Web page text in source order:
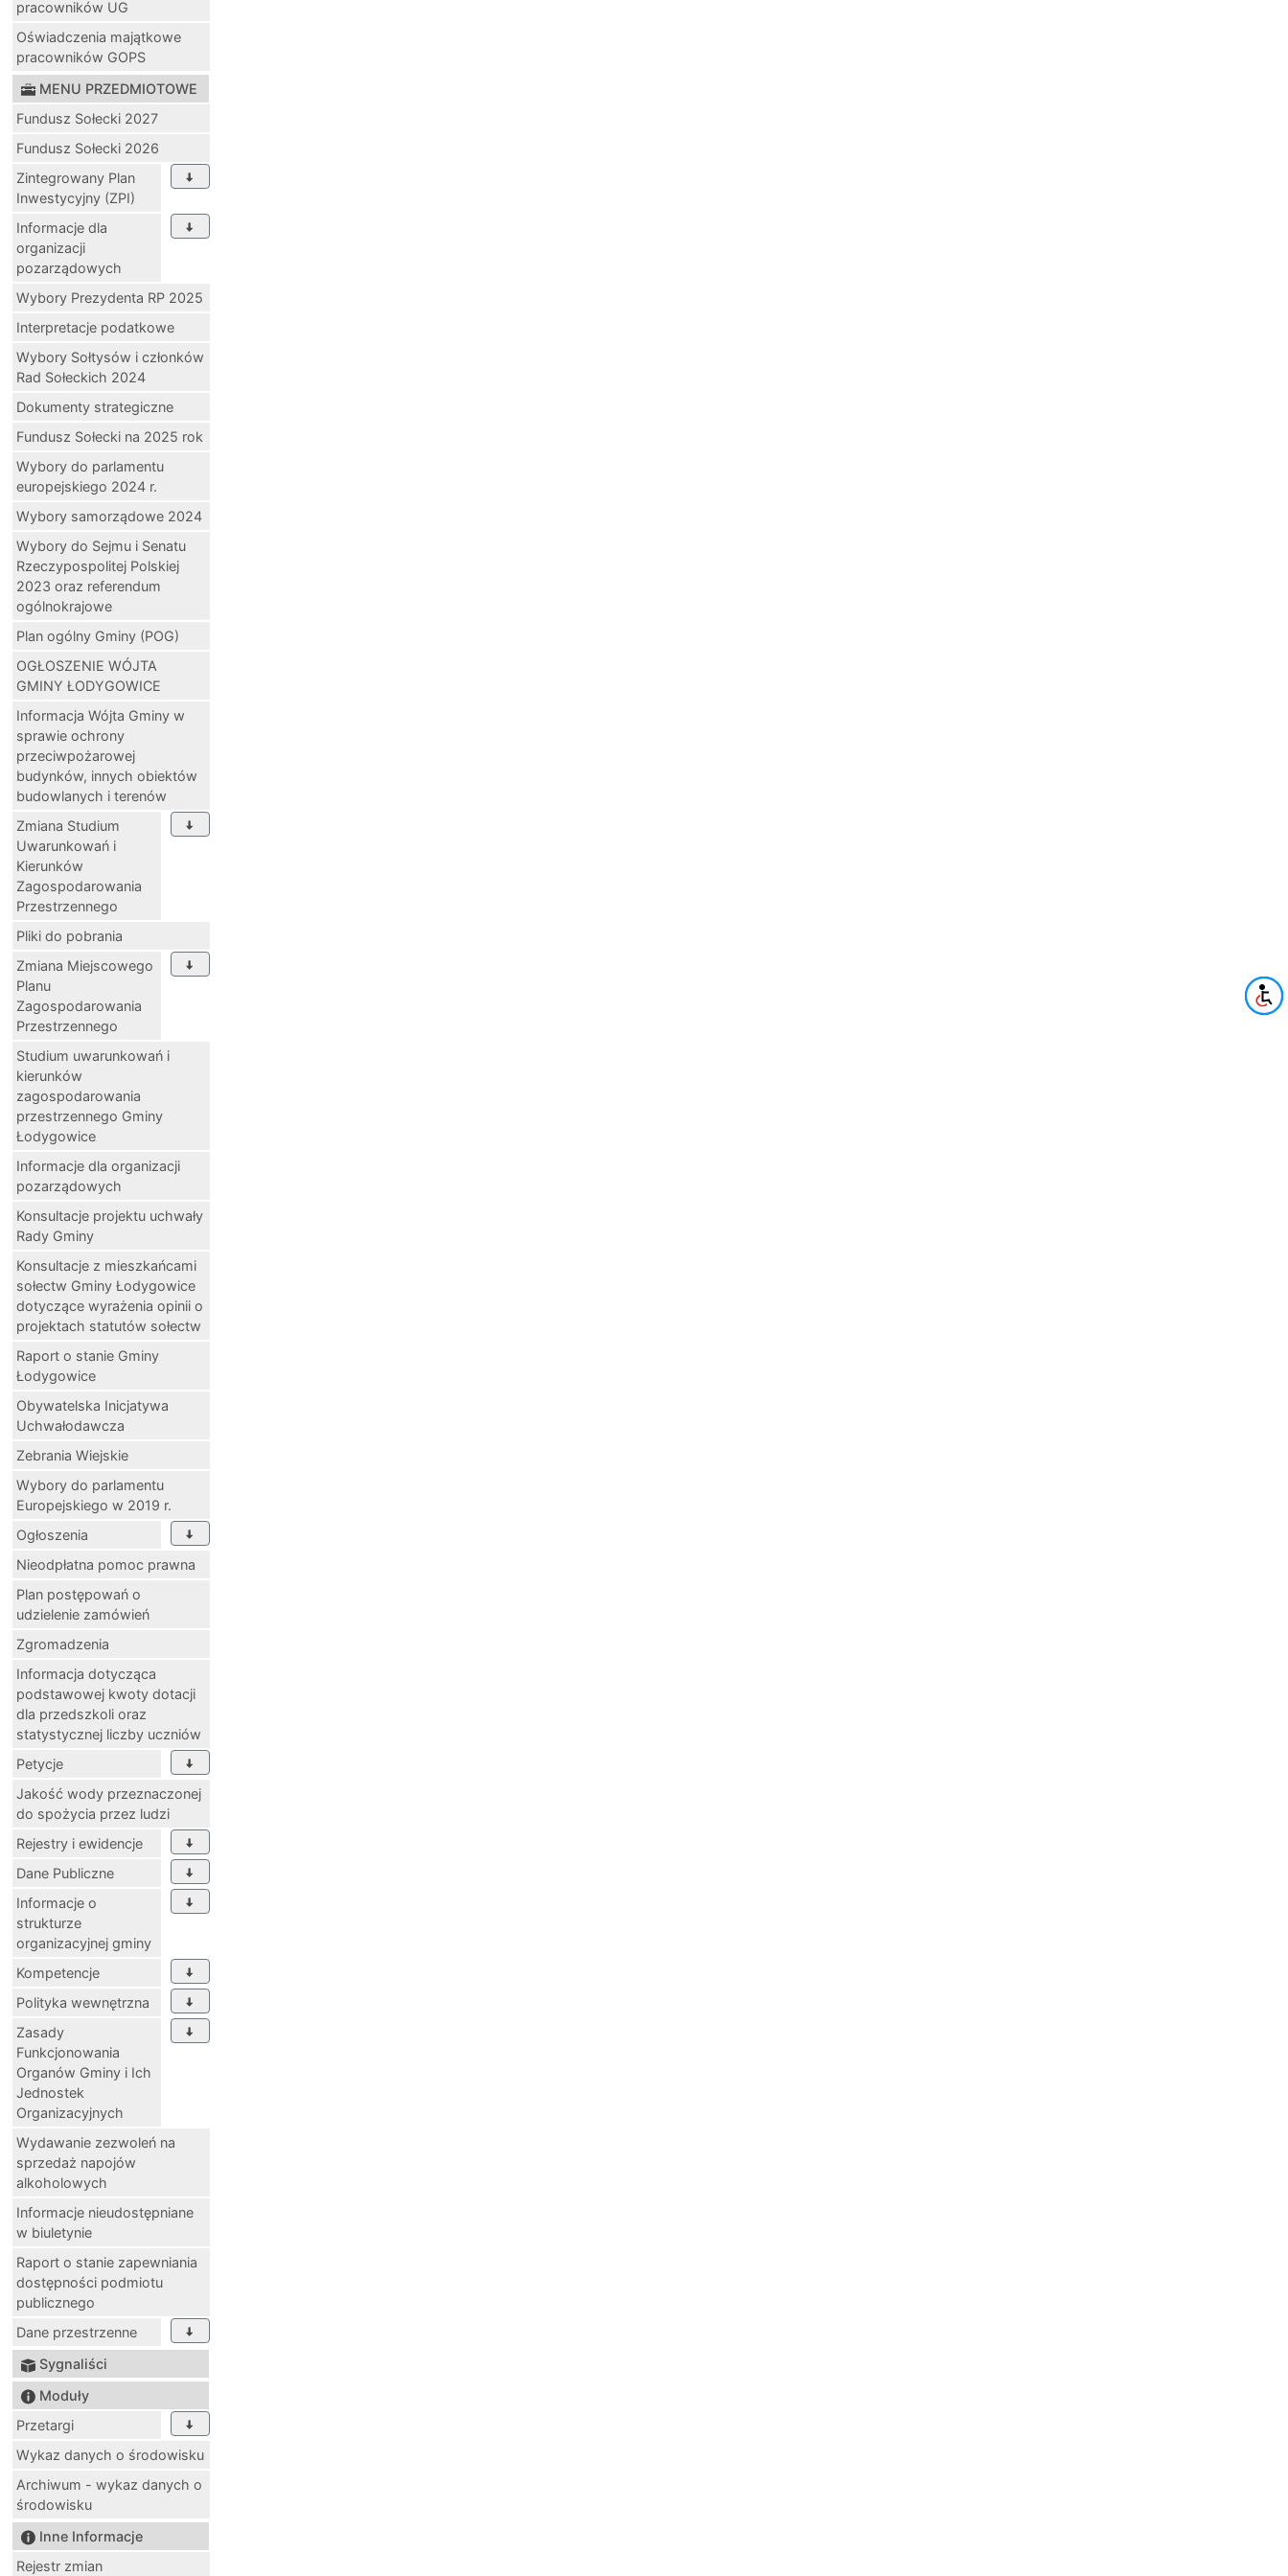
pracowników UG
Oświadczenia majątkowe
pracowników GOPS
MENU PRZEDMIOTOWE
Fundusz Sołecki 2027
Fundusz Sołecki 2026
Zintegrowany Plan
Inwestycyjny (ZPI)
Informacje dla
organizacji
pozarządowych
Wybory Prezydenta RP 2025
Interpretacje podatkowe
Wybory Sołtysów i członków
Rad Sołeckich 2024
Dokumenty strategiczne
Fundusz Sołecki na 2025 rok
Wybory do parlamentu
europejskiego 2024 r.
Wybory samorządowe 2024
Wybory do Sejmu i Senatu
Rzeczypospolitej Polskiej
2023 oraz referendum
ogólnokrajowe
Plan ogólny Gminy (POG)
OGŁOSZENIE WÓJTA
GMINY ŁODYGOWICE
Informacja Wójta Gminy w
sprawie ochrony
przeciwpożarowej
budynków, innych obiektów
budowlanych i terenów
Zmiana Studium
Uwarunkowań i
Kierunków
Zagospodarowania
Przestrzennego
Pliki do pobrania
Zmiana Miejscowego
Planu
Zagospodarowania
Przestrzennego
Studium uwarunkowań i
kierunków
zagospodarowania
przestrzennego Gminy
Łodygowice
Informacje dla organizacji
pozarządowych
Konsultacje projektu uchwały
Rady Gminy
Konsultacje z mieszkańcami
sołectw Gminy Łodygowice
dotyczące wyrażenia opinii o
projektach statutów sołectw
Raport o stanie Gminy
Łodygowice
Obywatelska Inicjatywa
Uchwałodawcza
Zebrania Wiejskie
Wybory do parlamentu
Europejskiego w 2019 r.
Ogłoszenia
Nieodpłatna pomoc prawna
Plan postępowań o
udzielenie zamówień
Zgromadzenia
Informacja dotycząca
podstawowej kwoty dotacji
dla przedszkoli oraz
statystycznej liczby uczniów
Petycje
Jakość wody przeznaczonej
do spożycia przez ludzi
Rejestry i ewidencje
Dane Publiczne
Informacje o
strukturze
organizacyjnej gminy
Kompetencje
Polityka wewnętrzna
Zasady
Funkcjonowania
Organów Gminy i Ich
Jednostek
Organizacyjnych
Wydawanie zezwoleń na
sprzedaż napojów
alkoholowych
Informacje nieudostępniane
w biuletynie
Raport o stanie zapewniania
dostępności podmiotu
publicznego
Dane przestrzenne
Sygnaliści
Moduły
Przetargi
Wykaz danych o środowisku
Archiwum - wykaz danych o
środowisku
Inne Informacje
Rejestr zmian